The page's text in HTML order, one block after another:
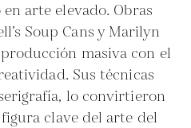
arte elevado. Obras
Soup Cans y Marilyn
masiva con el
Sus técnicas
lo convirtieron
clave del arte del